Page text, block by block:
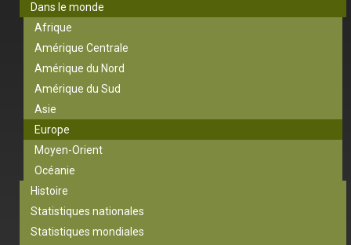
Dans le monde
Afrique
Amérique Centrale
Amérique du Nord
Amérique du Sud
Asie
Europe
Moyen-Orient
Océanie
Histoire
Statistiques nationales
Statistiques mondiales